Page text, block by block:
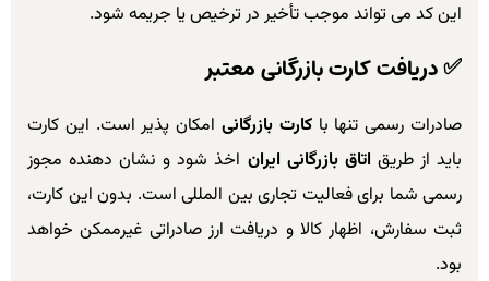
این کد می تواند موجب تأخیر در ترخیص یا جریمه شود.
✅دریافت کارت بازرگانی معتبر
صادرات رسمی تنها باکارت بازرگانی امکان پذیر است. این کارت
باید از طریق اتاق بازرگانی ایران اخذ شود و نشان دهنده مجوز
رسمی شما برای فعالیت تجاری بین المللی است. بدون این کارت،
ثبت سفارش، اظهار کالا و دریافت ارز صادراتی غیرممکن خواهد
بود.